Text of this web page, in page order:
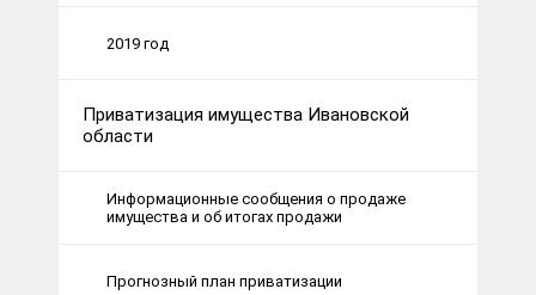
2019 год
Приватизация имущества Ивановской
области
Информационные сообщения о продаже
имущества и об итогах продажи
Прогнозный план приватизации